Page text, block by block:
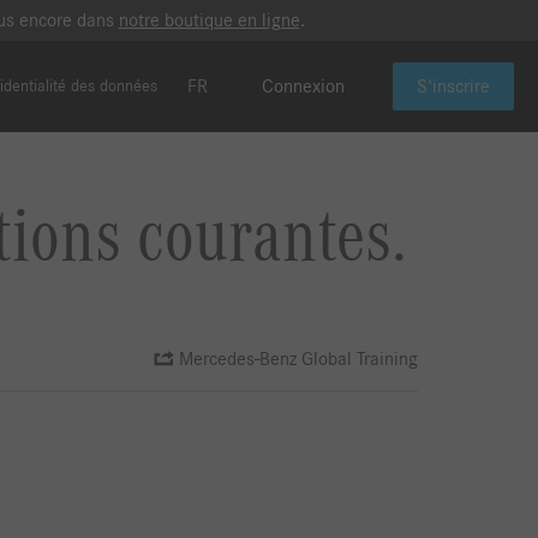
encore dans notre boutique en ligne.
des données FR Connexion S'inscrire
courantes.
Mercedes-Benz Global Training